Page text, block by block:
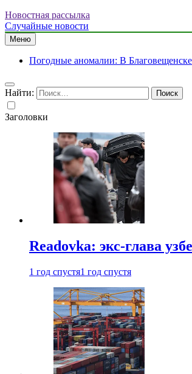
Новостная рассылка
Случайные новости
Меню
Погодные аномалии: В
Найти:
Заголовки
Readovka: экс-глава
1 год спустя1 год спустя